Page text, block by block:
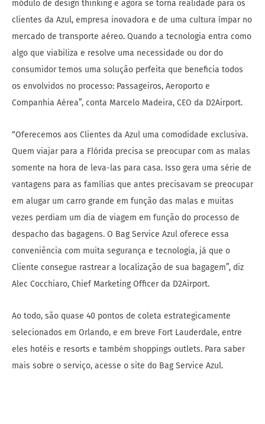
módulo de design thinking e agora se torna realidade para os
clientes da Azul, empresa inovadora e de uma cultura ímpar no
mercado de transporte aéreo. Quando a tecnologia entra como
algo que viabiliza e resolve uma necessidade ou dor do
consumidor temos uma solução perfeita que beneficia todos
os envolvidos no processo: Passageiros, Aeroporto e
Companhia Aérea”, conta Marcelo Madeira, CEO da D2Airport.
“Oferecemos aos Clientes da Azul uma comodidade exclusiva.
Quem viajar para a Flórida precisa se preocupar com as malas
somente na hora de leva-las para casa. Isso gera uma série de
vantagens para as famílias que antes precisavam se preocupar
em alugar um carro grande em função das malas e muitas
vezes perdiam um dia de viagem em função do processo de
despacho das bagagens. O Bag Service Azul oferece essa
conveniência com muita segurança e tecnologia, já que o
Cliente consegue rastrear a localização de sua bagagem”, diz
Alec Cocchiaro, Chief Marketing Officer da D2Airport.
Ao todo, são quase 40 pontos de coleta estrategicamente
selecionados em Orlando, e em breve Fort Lauderdale, entre
eles hotéis e resorts e também shoppings outlets. Para saber
mais sobre o serviço, acesse o site do Bag Service Azul.